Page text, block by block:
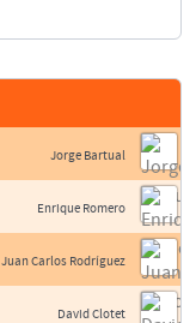
Jorge Bartual
Enrique Romero
Juan Carlos Rodríguez
David Clotet